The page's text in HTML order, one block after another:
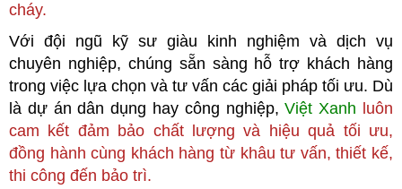
cháy.
Với đội ngũ kỹ sư giàu kinh nghiệm và dịch vụ
chuyên nghiệp, chúng sẵn sàng hỗ trợ khách hàng
trong việc lựa chọn và tư vấn các giải pháp tối ưu. Dù
là dự án dân dụng hay công nghiệp,Việt Xanh
luôn
cam kết đảm bảo chất lượng và hiệu quả tối ưu,
đồng hành cùng khách hàng từ khâu tư vấn, thiết kế,
thi công đến bảo trì.